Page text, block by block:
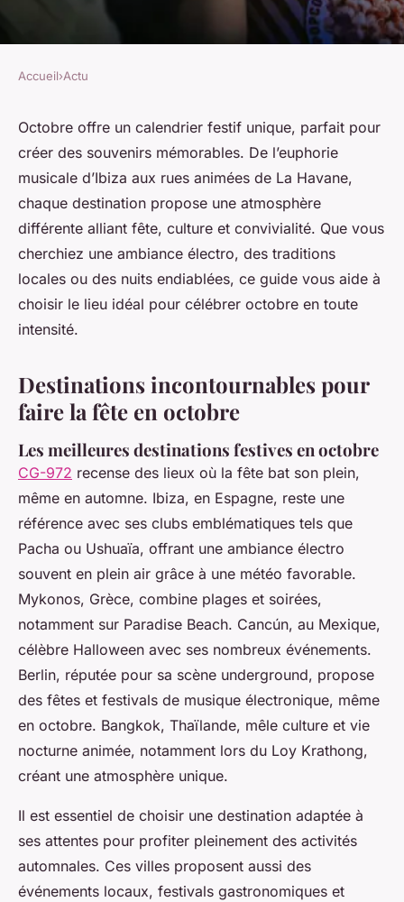
Voyage fête en octobre : où
aller pour des souvenirs
inoubliables
Agathe•14 octobre 2025•5 min de lecture
Accueil›Actu
Octobre offre un calendrier festif unique, parfait pour
créer des souvenirs mémorables. De l’euphorie
musicale d’Ibiza aux rues animées de La Havane,
chaque destination propose une atmosphère
différente alliant fête, culture et convivialité. Que vous
cherchiez une ambiance électro, des traditions
locales ou des nuits endiablées, ce guide vous aide à
choisir le lieu idéal pour célébrer octobre en toute
intensité.
Destinations incontournables pour
faire la fête en octobre
Les meilleures destinations festives en octobre
CG-972 recense des lieux où la fête bat son plein,
même en automne. Ibiza, en Espagne, reste une
référence avec ses clubs emblématiques tels que
Pacha ou Ushuaïa, offrant une ambiance électro
souvent en plein air grâce à une météo favorable.
Mykonos, Grèce, combine plages et soirées,
notamment sur Paradise Beach. Cancún, au Mexique,
célèbre Halloween avec ses nombreux événements.
Berlin, réputée pour sa scène underground, propose
des fêtes et festivals de musique électronique, même
en octobre. Bangkok, Thaïlande, mêle culture et vie
nocturne animée, notamment lors du Loy Krathong,
créant une atmosphère unique.
Il est essentiel de choisir une destination adaptée à
ses attentes pour profiter pleinement des activités
automnales. Ces villes proposent aussi des
événements locaux, festivals gastronomiques et